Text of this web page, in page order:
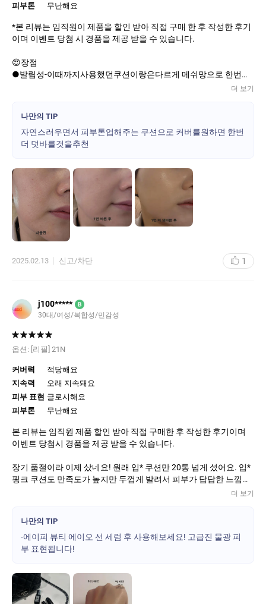
피부톤
무난해요
*본 리뷰는 임직원이 제품을 할인 받아 직접 구매 한 후 작성한 후기
이며 이벤트 당첨 시 경품을 제공 받을 수 있습니다.
😍장점
●발림성-이때까지사용했던쿠션이랑은다르게 메쉬망으로 한번더
필터링해주어서 입자가 훨씬 얇으면서도 밀도가높은느낌으로 피부
●촉촉함-오후가되면 많이움직이는 입가나 눈가쪽은 건조해지면서
메이크업이 무너지고 갈라질수 있는데 시간이지날수록 건조한느낌
이 전혀없이 오히려 자연스럽게 스며들어 번들거림이나 인위적인
●피부톤개선-기존에는 21호웜톤의색상을사용하는데 화사하게 메
이크업을 해보고싶어 이번프라임리저브쿠션은 17호를구매. 너무
밝진않을까 걱정했는데 흐~연~17호가아닌 핑크계열의 아이보리
색상이라(그렇다고 붉은기도 없는) 메이크업베이스를 사용하지 않
아도 화사한. 뽀얀. 아기피부톤을 만들어줌
●지속력-메쉬망이 한번 걸러줘서인지 입자가 아주 얇고 쫀쫀한 제
형이라 밀착력이 좋아서 손으로 지우지 않는 이상 지속됨 (그렇다고
도장은아님,밀착력좋고매트한제품은 도장찍은듯바로붙어버리는
경우도 있더라구요)
데
프라임리저브쿠션의경우 리필을 끼워 오른쪽으로 살짝 돌려주면
👍총평
2017년이후로드디어 마음에 쏙!!드는쿠션을 찾았어요~너무 묽지
화가 되어 찰~진!!! 느낌의 쿠션!! 드디어 정착
더 보기
나만의 TIP
자연스러우면서 피부톤업해주는 쿠션으로 커버를원하면 한번
더 덧바를것을추천
2025.02.13 신고/차단 1
j100***** B
30대/여성/복합성/민감성
옵션: [리필] 21N
커버력
적당해요
지속력
오래 지속돼요
피부 표현 글로시해요
피부톤
무난해요
본 리뷰는 임직원 제품 할인 받아 직접 구매한 후 작성한 후기이며
이벤트 당첨시 경품을 제공 받을 수 있습니다.
장기 품절이라 이제 샀네요! 원래 입* 쿠션만 20통 넘게 섰어요. 입*
핑크 쿠션도 만족도가 높지만 두껍게 발려서 피부가 답답한 느낌이
들어서 좀 더 가벼운 쿠션 찾고 있었는데 이 쿠션 추천 받아 썼더니
*디자인
워낙 블랙 덕후라 핑크 쿠션은 들고 다니기 부담스러웠는데, 에이피
쿠션은 올블랙이라 좋았어요. 케이스는 블랙과 골드 2가지 버전으
같아요
*발림성
더 보기
나만의 TIP
-에이피 뷰티 에이오 선 세럼 후 사용해보세요! 고급진 물광 피
부 표현됩니다!